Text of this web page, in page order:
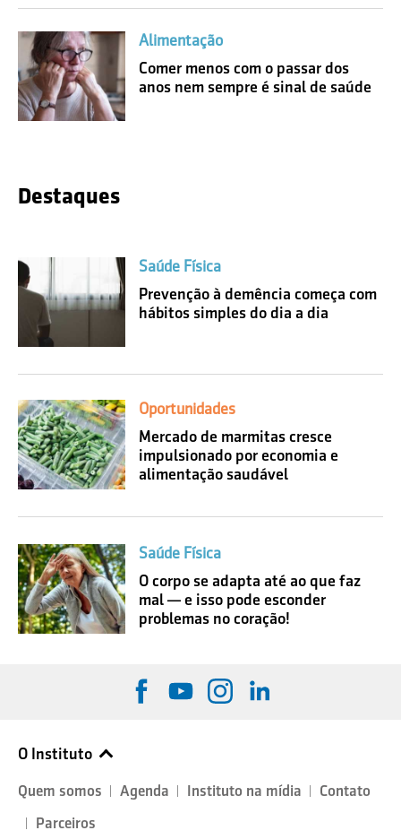
Alimentação
Comer menos com o passar dos
anos nem sempre é sinal de saúde
Destaques
Saúde Física
Prevenção à demência começa com
hábitos simples do dia a dia
Oportunidades
Mercado de marmitas cresce
impulsionado por economia e
alimentação saudável
Saúde Física
O corpo se adapta até ao que faz
mal — e isso pode esconder
problemas no coração!
O Instituto
Quem somos Agenda Instituto na mídia
Contato
Parceiros